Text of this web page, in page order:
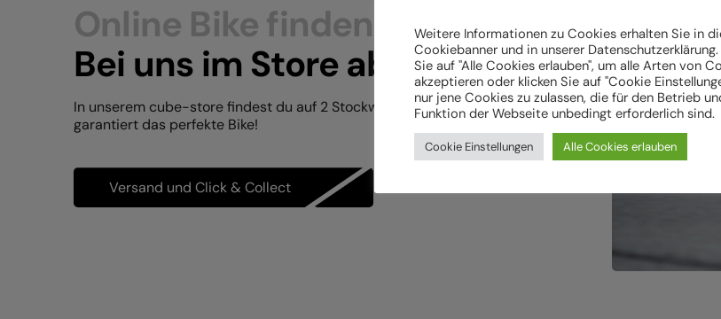
Online Bike finden.
Bei uns im Store abholen.
In unserem cube-store findest du auf 2 Stockwerken
garantiert das perfekte Bike!
Versand und Click & Collect
Weitere Informationen zu Cookies erhalten Sie in
Cookiebanner und in unserer Datenschutzerklärung.
Sie auf "Alle Cookies erlauben", um alle Arten von
akzeptieren oder klicken Sie auf "Cookie
nur jene Cookies zu zulassen, die für den Betrieb
Funktion der Webseite unbedingt erforderlich sind.
Cookie Einstellungen Alle Cookies erlauben